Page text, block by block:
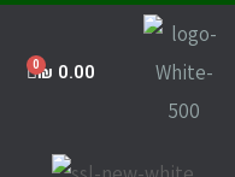
₪ 0.00